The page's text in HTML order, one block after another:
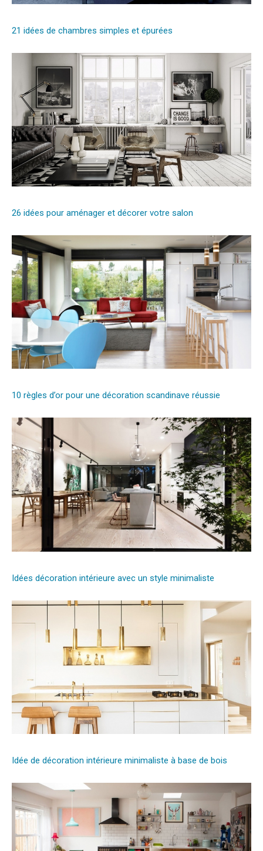
21 idées de chambres simples et épurées
26 idées pour aménager et décorer votre salon
10 règles d’or pour une décoration scandinave réussie
Idées décoration intérieure avec un style minimaliste
Idée de décoration intérieure minimaliste à base de bois